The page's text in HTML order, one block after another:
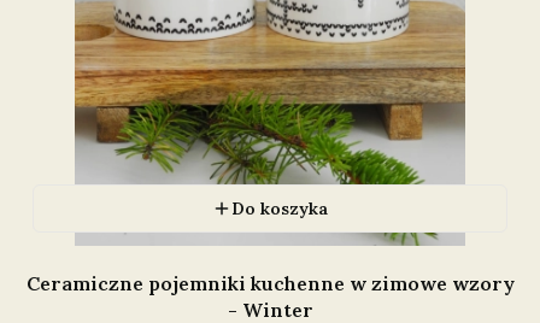
Do koszyka
Ceramiczne pojemniki kuchenne w zimowe wzory
- Winter